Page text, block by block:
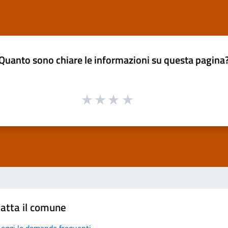
sono chiare le informazioni su questa
il comune